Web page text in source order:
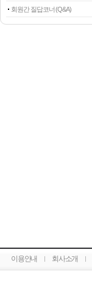
회원간 질답코너 (Q&A)
이용안내 회사소개